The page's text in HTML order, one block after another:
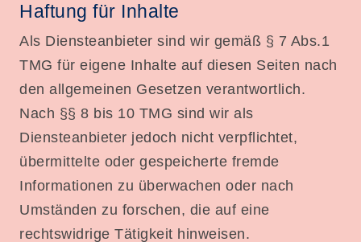
Haftung für Inhalte
Als Diensteanbieter sind wir gemäß § 7 Abs.1
TMG für eigene Inhalte auf diesen Seiten nach
den allgemeinen Gesetzen verantwortlich.
Nach §§ 8 bis 10 TMG sind wir als
Diensteanbieter jedoch nicht verpflichtet,
übermittelte oder gespeicherte fremde
Informationen zu überwachen oder nach
Umständen zu forschen, die auf eine
rechtswidrige Tätigkeit hinweisen.